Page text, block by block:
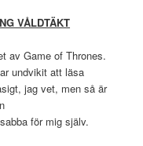
VÅLDTÄKT
av Game of Thrones.
undvikit att läsa
jag vet, men så är
för mig själv.